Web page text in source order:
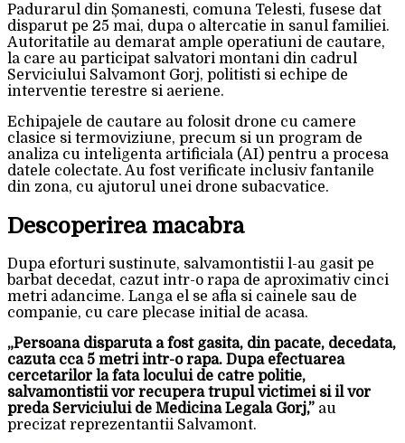
Padurarul din Șomanesti, comuna Telesti, fusese dat
disparut pe 25 mai, dupa o altercatie in sanul familiei.
Autoritatile au demarat ample operatiuni de cautare,
la care au participat salvatori montani din cadrul
Serviciului Salvamont Gorj, politisti si echipe de
interventie terestre si aeriene.
Echipajele de cautare au folosit drone cu camere
clasice si termoviziune, precum si un program de
analiza cu inteligenta artificiala (AI) pentru a procesa
datele colectate. Au fost verificate inclusiv fantanile
din zona, cu ajutorul unei drone subacvatice.
Descoperirea macabra
Dupa eforturi sustinute, salvamontistii l-au gasit pe
barbat decedat, cazut intr-o rapa de aproximativ cinci
metri adancime. Langa el se afla si cainele sau de
companie, cu care plecase initial de acasa.
„Persoana disparuta a fost gasita, din pacate, decedata,
cazuta cca 5 metri intr-o rapa. Dupa efectuarea
cercetarilor la fata locului de catre politie,
salvamontistii vor recupera trupul victimei si il vor
preda Serviciului de Medicina Legala Gorj,” au
precizat reprezentantii Salvamont.